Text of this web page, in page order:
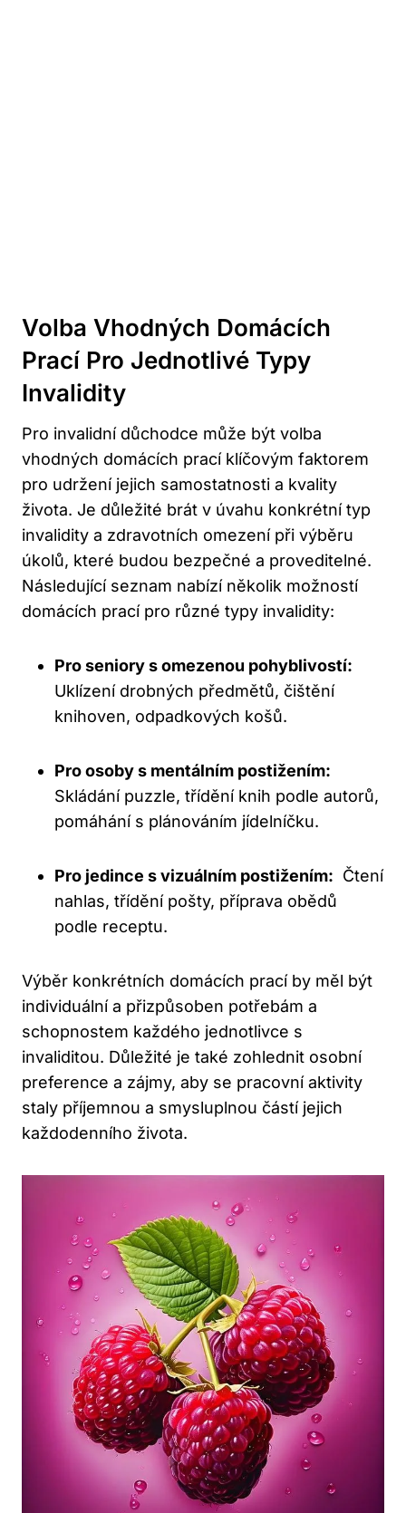
Volba Vhodných Domácích⁢
Prací Pro Jednotlivé​ Typy
Invalidity
Pro⁢ invalidní důchodce může ‍být volba
vhodných⁢ domácích‌ prací klíčovým faktorem
pro udržení‍ jejich samostatnosti a⁣ kvality
života.​ Je důležité brát v úvahu konkrétní typ
invalidity ⁤a zdravotních⁤ omezení při výběru
‍úkolů,⁣ které budou⁤ bezpečné a⁣ proveditelné.
Následující‍ seznam ⁤nabízí několik možností
domácích prací pro různé typy⁣ invalidity:
Pro seniory s omezenou⁤ pohyblivostí:
Uklízení drobných ​předmětů, čištění
knihoven, odpadkových​ košů.
Pro ⁢osoby⁤ s mentálním postižením:
Skládání puzzle,‍ třídění knih podle ⁤autorů,
pomáhání s ⁤plánováním jídelníčku.
Pro ‌jedince s vizuálním postižením: ⁣ Čtení
⁤nahlas, ⁤třídění pošty,‍ příprava ⁣obědů
⁣podle receptu.
Výběr​ konkrétních domácích‍ prací by měl být‍
individuální⁢ a přizpůsoben potřebám ‌a
schopnostem každého jednotlivce s
invaliditou. Důležité je také zohlednit ​osobní
preference ‌a zájmy, aby se pracovní aktivity
staly příjemnou a smysluplnou ⁤částí jejich
‌každodenního ⁣života.